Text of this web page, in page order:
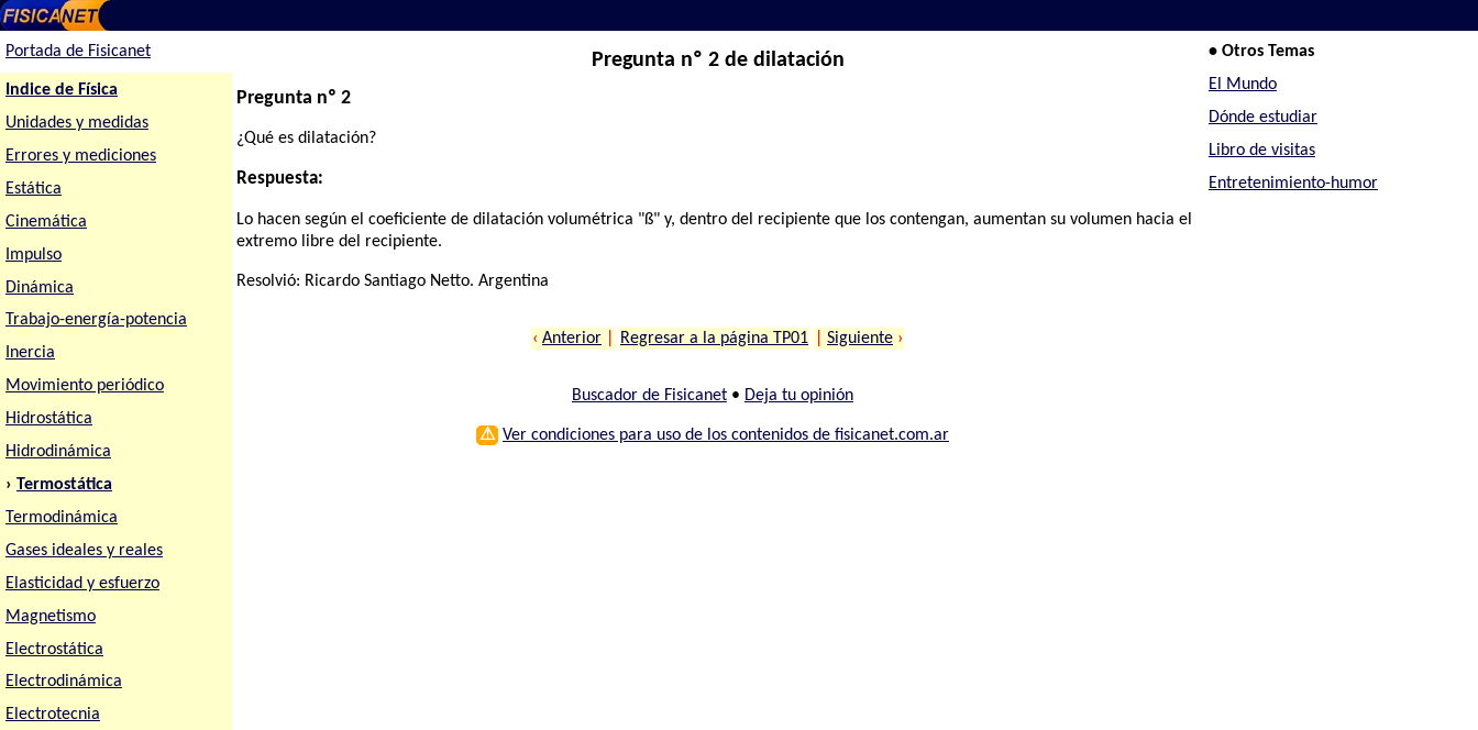
Portada de Fisicanet
Indice de Física
Unidades y medidas
Errores y mediciones
Estática
Cinemática
Impulso
Dinámica
Trabajo-energía-potencia
Inercia
Movimiento periódico
Hidrostática
Hidrodinámica
› Termostática
Termodinámica
Gases ideales y reales
Elasticidad y esfuerzo
Magnetismo
Electrostática
Electrodinámica
Electrotecnia
Pregunta nº 2 de dilatación
Pregunta nº 2
¿Qué es dilatación?
Respuesta:
Lo hacen según el coeficiente de dilatación volumétrica "ß" y, dentro del recipiente que los contengan, aumentan su volumen hacia el
extremo libre del recipiente.
Resolvió: Ricardo Santiago Netto. Argentina
‹ Anterior Regresar a la página TP01 Siguiente ›
Buscador de Fisicanet• Deja tu opinión
⚠ Ver condiciones para uso de los contenidos de fisicanet.com.ar
• Otros Temas
El Mundo
Dónde estudiar
Libro de visitas
Entretenimiento-humor